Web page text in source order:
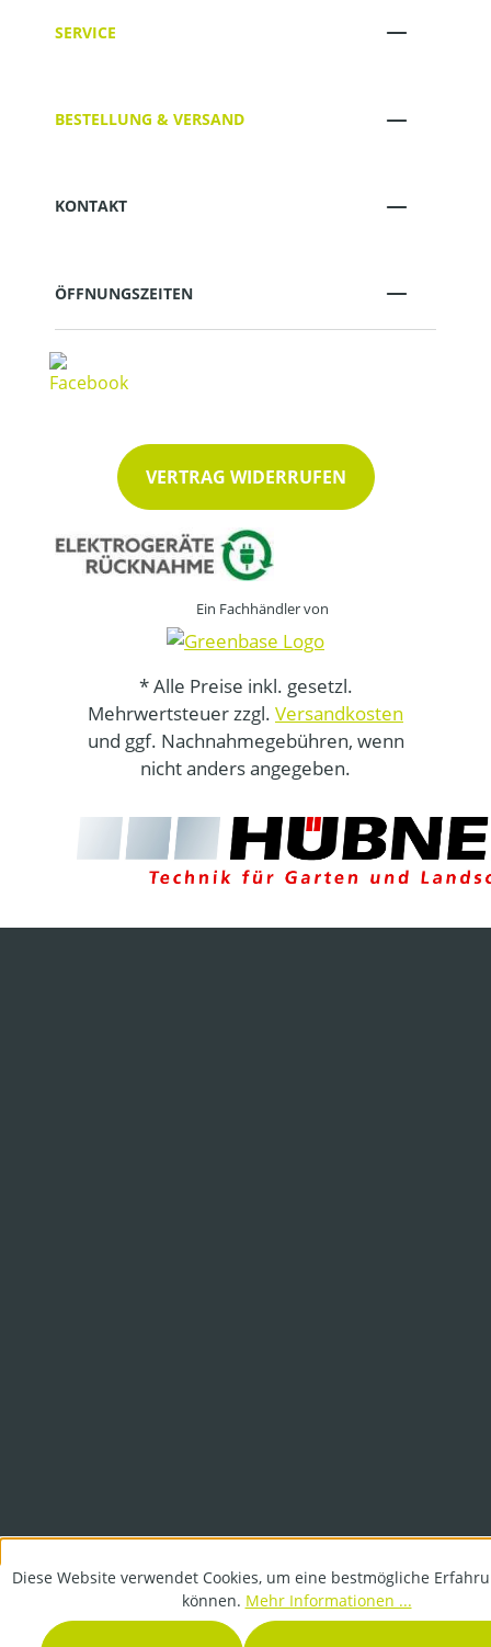
SERVICE
BESTELLUNG & VERSAND
KONTAKT
ÖFFNUNGSZEITEN
VERTRAG WIDERRUFEN
Ein Fachhändler von
* Alle Preise inkl. gesetzl.
Mehrwertsteuer zzgl. Versandkosten
und ggf. Nachnahmegebühren, wenn
nicht anders angegeben.
Diese Website verwendet Cookies, um eine bestmögliche
können. Mehr Informationen ...